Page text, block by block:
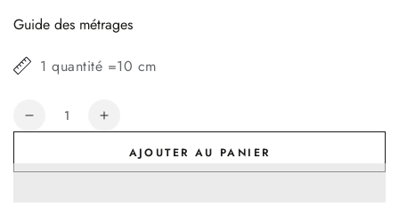
Guide des métrages
1 quantité =10 cm
Quantité
Réduire
Augmenter
quantité
AJOUTER AU PANIER